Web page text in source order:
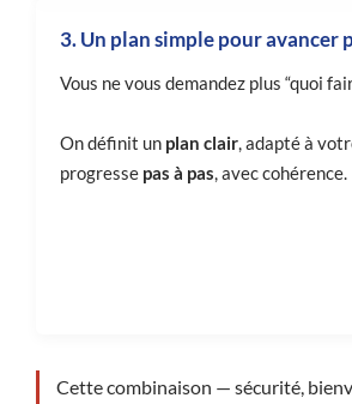
3. Un plan simple pour avancer
Vous ne vous demandez plus “quoi
On définit un plan clair, adapté à
progresse pas à pas, avec cohérence.
Cette combinaison — sécurité,